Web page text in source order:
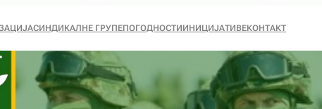
СИНДИКАЛНЕ ГРУПЕПОГОДНОСТИИНИЦИЈАТИВЕКОНТАКТ